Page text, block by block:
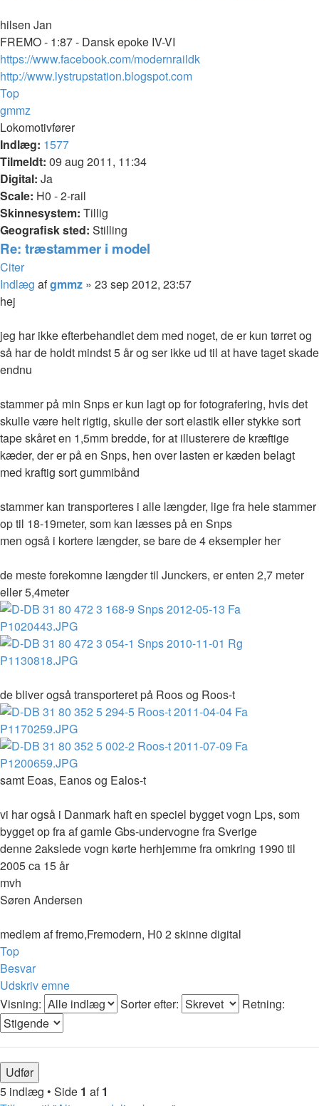
hilsen Jan
FREMO - 1:87 - Dansk epoke IV-VI
https://www.facebook.com/modernraildk
http://www.lystrupstation.blogspot.com
Top
gmmz
Lokomotivfører
Indlæg: 1577
Tilmeldt: 09 aug 2011, 11:34
Digital: Ja
Scale: H0 - 2-rail
Skinnesystem: Tillig
Geografisk sted: Stilling
Re: træstammer i model
Citer
Indlæg afgmmz » 23 sep 2012, 23:57
hej
jeg har ikke efterbehandlet dem med noget, de er kun tørret og
så har de holdt mindst 5 år og ser ikke ud til at have taget skade
endnu
stammer på min Snps er kun lagt op for fotografering, hvis det
skulle være helt rigtig, skulle der sort elastik eller stykke sort
tape skåret en 1,5mm bredde, for at illusterere de kræftige
kæder, der er på en Snps, hen over lasten er kæden belagt
med kraftig sort gummibånd
stammer kan transporteres i alle længder, lige fra hele stammer
op til 18-19meter, som kan læsses på en Snps
men også i kortere længder, se bare de 4 eksempler her
de meste forekomne længder til Junckers, er enten 2,7 meter
eller 5,4meter
de bliver også transporteret på Roos og Roos-t
samt Eoas, Eanos og Ealos-t
vi har også i Danmark haft en speciel bygget vogn Lps, som
bygget op fra af gamle Gbs-undervogne fra Sverige
denne 2akslede vogn kørte herhjemme fra omkring 1990 til
2005 ca 15 år
mvh
Søren Andersen
medlem af fremo,Fremodern, H0 2 skinne digital
Top
Besvar
Udskriv emne
Visning:
Sorter efter: Retning:
5 indlæg • Side 1 af1